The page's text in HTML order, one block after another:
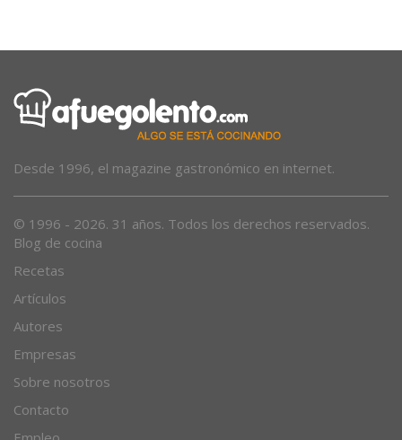
Desde 1996, el magazine gastronómico en internet.
© 1996 - 2026. 31 años. Todos los derechos reservados.
Blog de cocina
Recetas
Artículos
Autores
Empresas
Sobre nosotros
Contacto